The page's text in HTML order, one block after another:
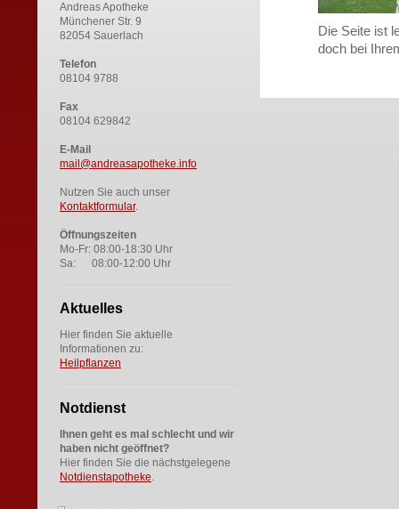
Andreas Apotheke
Münchener Str. 9
82054 Sauerlach
Telefon
08104 9788
Fax
08104 629842
E-Mail
mail@andreasapotheke.info
Nutzen Sie auch unser
Kontaktformular.
Öffnungszeiten
Mo-Fr: 08:00-18:30 Uhr
Sa: 08:00-12:00 Uhr
Aktuelles
Hier finden Sie aktuelle
Informationen zu:
Heilpflanzen
Notdienst
Ihnen geht es mal schlecht und wir
haben nicht geöffnet?
Hier finden Sie die nächstgelegene
Notdienstapotheke.
Die Seite ist
doch bei